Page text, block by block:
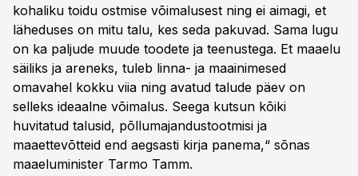
kohaliku toidu ostmise võimalusest ning ei aimagi, et
läheduses on mitu talu, kes seda pakuvad. Sama lugu
on ka paljude muude toodete ja teenustega. Et maaelu
säiliks ja areneks, tuleb linna- ja maainimesed
omavahel kokku viia ning avatud talude päev on
selleks ideaalne võimalus. Seega kutsun kõiki
huvitatud talusid, põllumajandustootmisi ja
maaettevõtteid end aegsasti kirja panema,“ sõnas
maaeluminister Tarmo Tamm.